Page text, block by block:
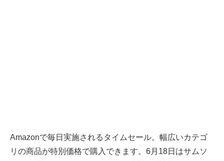
Amazonで毎日実施されるタイムセール。幅広いカテゴ
リの商品が特別価格で購入できます。6月18日はサムソ